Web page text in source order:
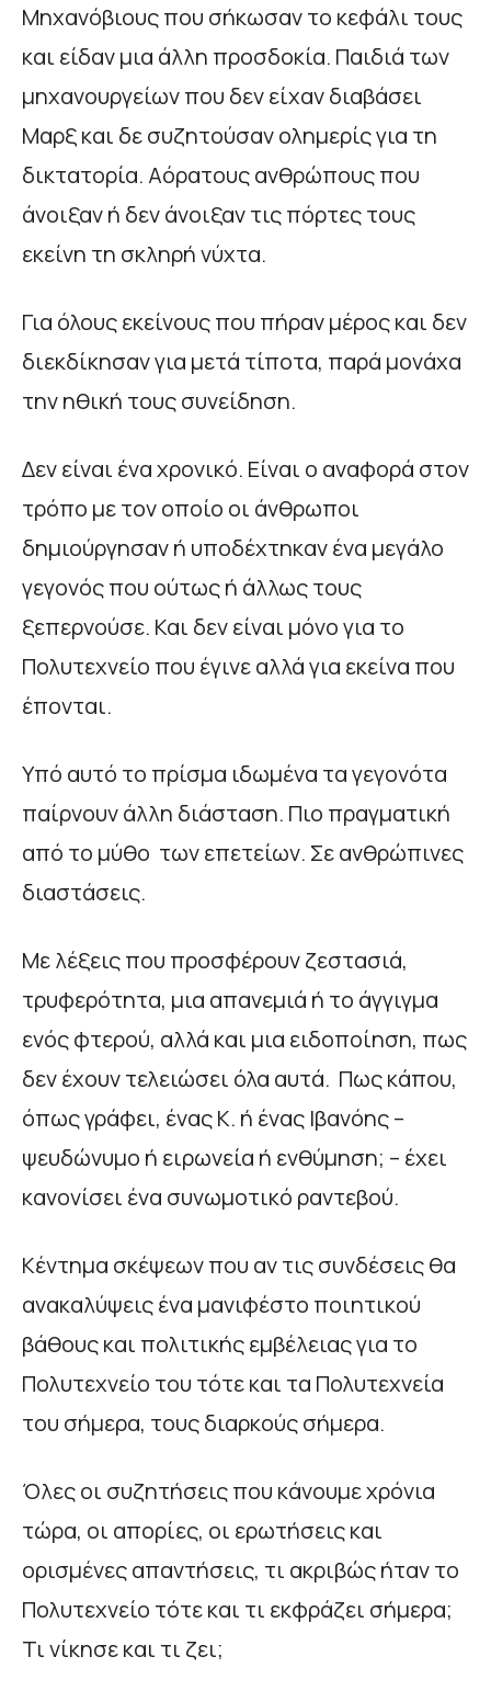
Μηχανόβιους που σήκωσαν το κεφάλι τους
και είδαν μια άλλη προσδοκία. Παιδιά των
μηχανουργείων που δεν είχαν διαβάσει
Μαρξ και δε συζητούσαν ολημερίς για τη
δικτατορία. Αόρατους ανθρώπους που
άνοιξαν ή δεν άνοιξαν τις πόρτες τους
εκείνη τη σκληρή νύχτα.
Για όλους εκείνους που πήραν μέρος και δεν
διεκδίκησαν για μετά τίποτα, παρά μονάχα
την ηθική τους συνείδηση.
Δεν είναι ένα χρονικό. Είναι ο αναφορά στον
τρόπο με τον οποίο οι άνθρωποι
δημιούργησαν ή υποδέχτηκαν ένα μεγάλο
γεγονός που ούτως ή άλλως τους
ξεπερνούσε. Και δεν είναι μόνο για το
Πολυτεχνείο που έγινε αλλά για εκείνα που
έπονται.
Υπό αυτό το πρίσμα ιδωμένα τα γεγονότα
παίρνουν άλλη διάσταση. Πιο πραγματική
από το μύθο των επετείων. Σε ανθρώπινες
διαστάσεις.
Με λέξεις που προσφέρουν ζεστασιά,
τρυφερότητα, μια απανεμιά ή το άγγιγμα
ενός φτερού, αλλά και μια ειδοποίηση, πως
δεν έχουν τελειώσει όλα αυτά. Πως κάπου,
όπως γράφει, ένας Κ. ή ένας Ιβανόης –
ψευδώνυμο ή ειρωνεία ή ενθύμηση; – έχει
κανονίσει ένα συνωμοτικό ραντεβού.
Κέντημα σκέψεων που αν τις συνδέσεις θα
ανακαλύψεις ένα μανιφέστο ποιητικού
βάθους και πολιτικής εμβέλειας για το
Πολυτεχνείο του τότε και τα Πολυτεχνεία
του σήμερα, τους διαρκούς σήμερα.
Όλες οι συζητήσεις που κάνουμε χρόνια
τώρα, οι απορίες, οι ερωτήσεις και
ορισμένες απαντήσεις, τι ακριβώς ήταν το
Πολυτεχνείο τότε και τι εκφράζει σήμερα;
Τι νίκησε και τι ζει;